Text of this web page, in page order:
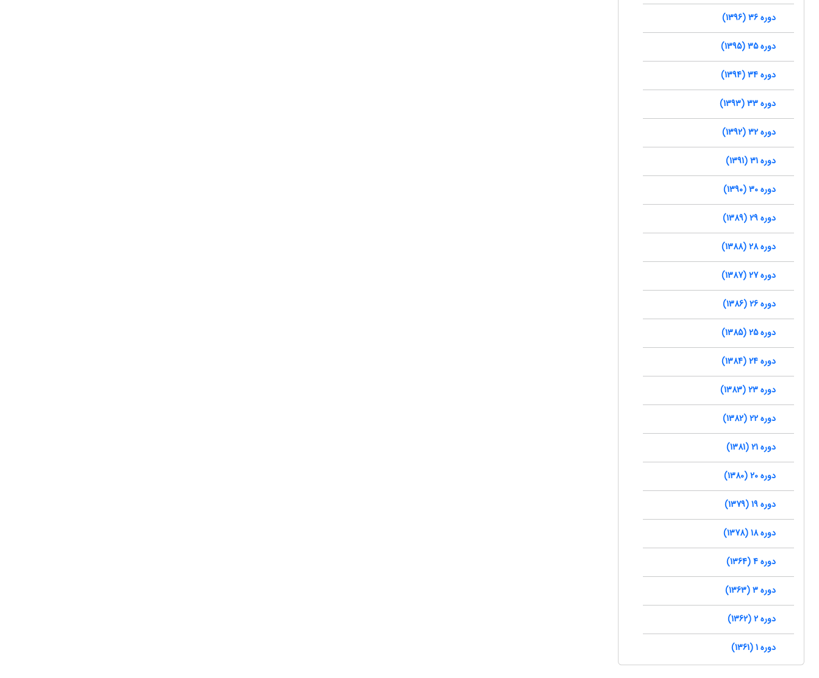
دوره 36 (1396)
دوره 35 (1395)
دوره 34 (1394)
دوره 33 (1393)
دوره 32 (1392)
دوره 31 (1391)
دوره 30 (1390)
دوره 29 (1389)
دوره 28 (1388)
دوره 27 (1387)
دوره 26 (1386)
دوره 25 (1385)
دوره 24 (1384)
دوره 23 (1383)
دوره 22 (1382)
دوره 21 (1381)
دوره 20 (1380)
دوره 19 (1379)
دوره 18 (1378)
دوره 4 (1364)
دوره 3 (1363)
دوره 2 (1362)
دوره 1 (1361)